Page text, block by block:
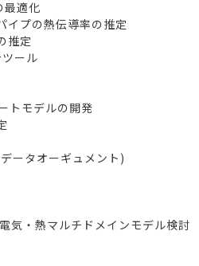
適化
プの熱伝導率の推定
推定
ール
モデルの開発
タオーギュメント)
・熱マルチドメインモデル検討